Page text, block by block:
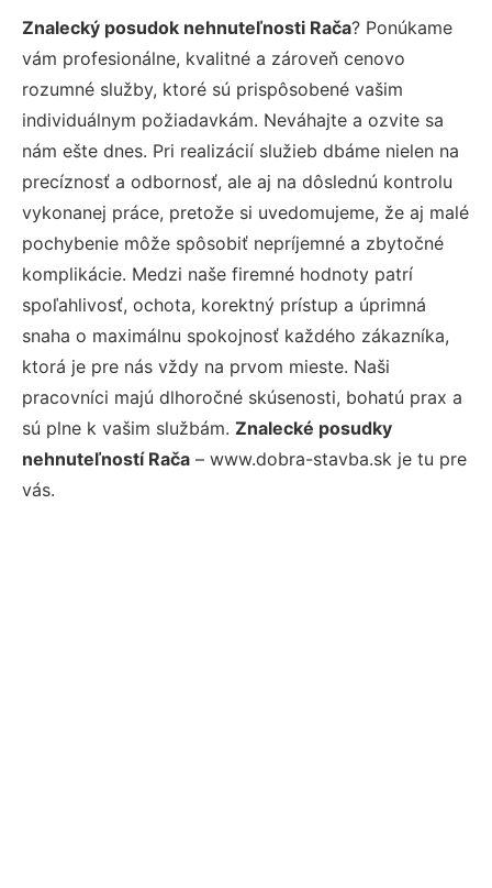
Znalecký posudok nehnuteľnosti Rača? Ponúkame
vám profesionálne, kvalitné a zároveň cenovo
rozumné služby, ktoré sú prispôsobené vašim
individuálnym požiadavkám. Neváhajte a ozvite sa
nám ešte dnes. Pri realizácií služieb dbáme nielen na
precíznosť a odbornosť, ale aj na dôslednú kontrolu
vykonanej práce, pretože si uvedomujeme, že aj malé
pochybenie môže spôsobiť nepríjemné a zbytočné
komplikácie. Medzi naše firemné hodnoty patrí
spoľahlivosť, ochota, korektný prístup a úprimná
snaha o maximálnu spokojnosť každého zákazníka,
ktorá je pre nás vždy na prvom mieste. Naši
pracovníci majú dlhoročné skúsenosti, bohatú prax a
sú plne k vašim službám. Znalecké posudky
nehnuteľností Rača – www.dobra-stavba.sk je tu pre
vás.